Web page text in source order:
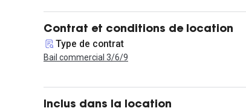
- Sanitaires
L'emplacement est idéal :
Proche de la Maison de la Radio
- la ligne de métro 9 (arrêt Ranelagh)
Contrat et conditions de location
Type de contrat
Bail commercial 3/6/9
Inclus dans la location